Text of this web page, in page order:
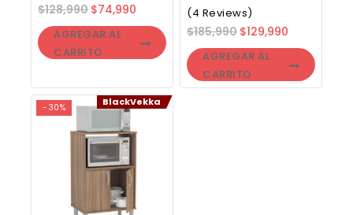
$128,990 $74,990
AGREGAR AL
CARRITO
(4 Reviews)
$185,990 $129,990
AGREGAR AL
CARRITO
-30% BlackVekka